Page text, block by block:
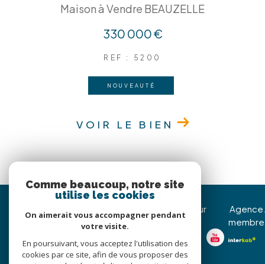
Maison à Vendre BEAUZELLE
330 000 €
REF : 5200
NOUVEAUTÉ
VOIR LE BIEN
christophe@immojoy.com
Nous suivre sur
Agence
membre
Comme beaucoup, notre site
utilise les cookies
On aimerait vous accompagner pendant
votre visite.
En poursuivant, vous acceptez l'utilisation des
cookies par ce site, afin de vous proposer des